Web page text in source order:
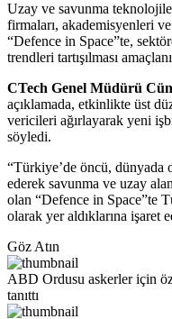
Uzay ve savunma
firmaları, akademisyenleri
“Defence in Space”te,
trendleri tartışılması
CTech Genel Müdürü
açıklamada, etkinlikte üst
vericileri ağırlayarak yeni
söyledi.
“Türkiye’de öncü,
ederek savunma ve uzay
olan “Defence in Space”te
olarak yer aldıklarına işaret
Göz Atın
ABD Ordusu askerler için
tanıttı